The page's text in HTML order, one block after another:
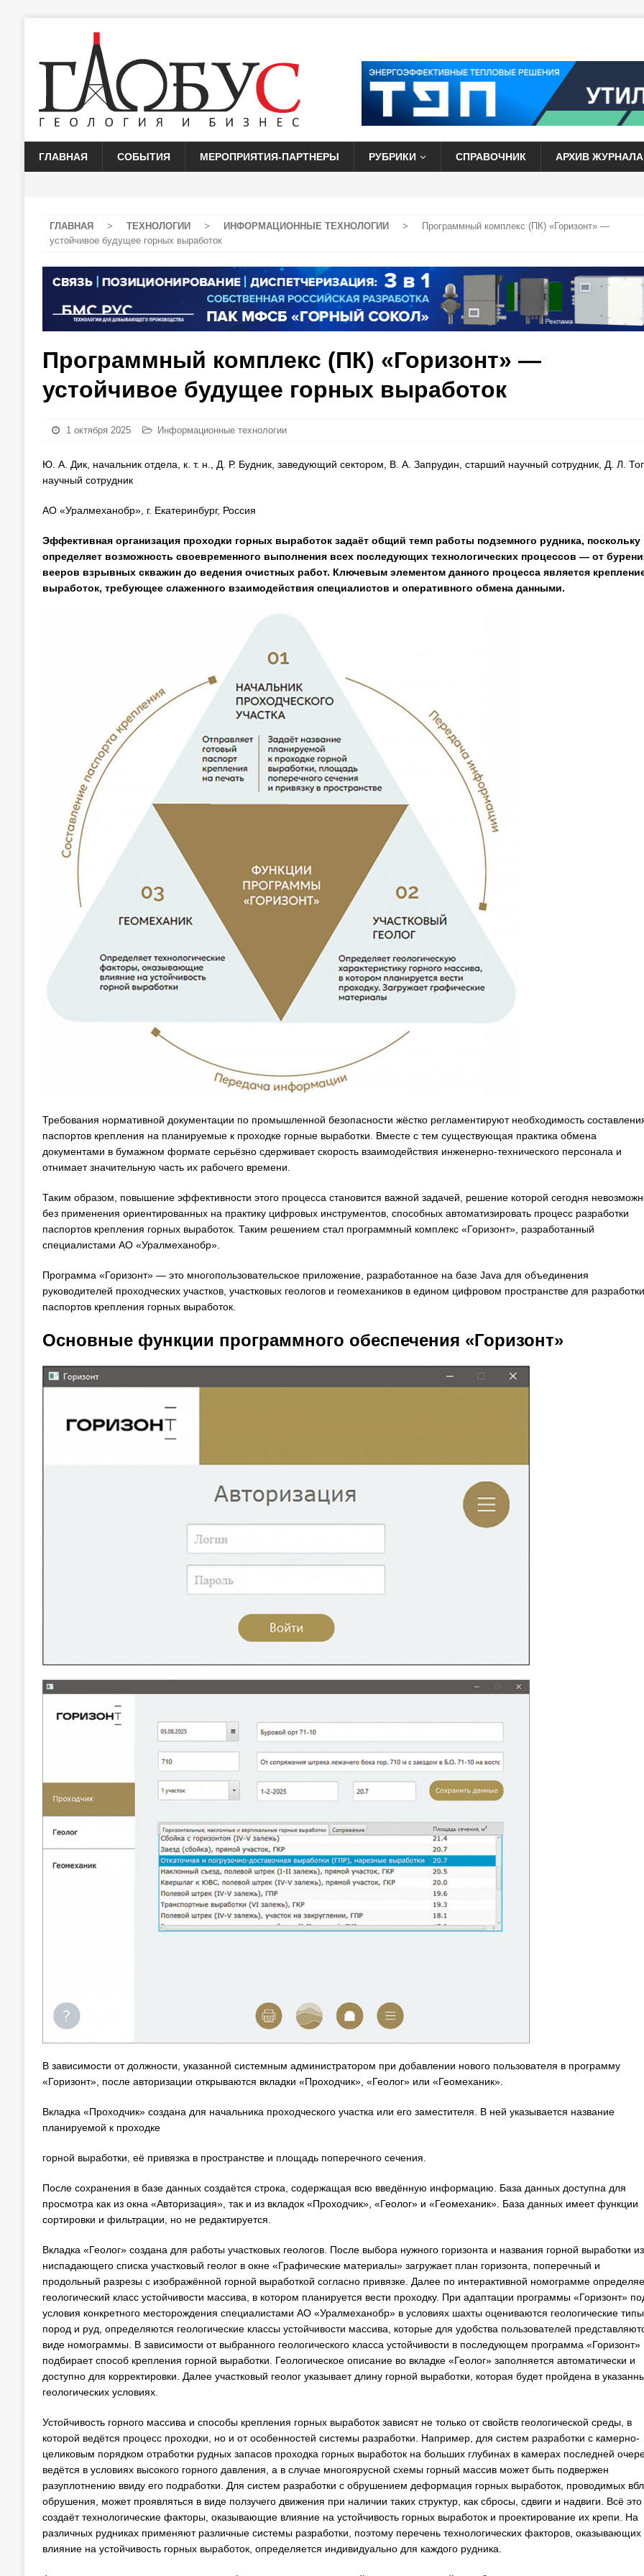
ГЛАВНАЯ СОБЫТИЯ МЕРОПРИЯТИЯ-ПАРТНЕРЫ РУБРИКИ СПРАВОЧНИК АРХИВ ЖУРНАЛА
ГЛАВНАЯ > ТЕХНОЛОГИИ > ИНФОРМАЦИОННЫЕ ТЕХНОЛОГИИ >
Программный комплекс (ПК) «Горизонт» —
устойчивое будущее горных выработок
Программный комплекс (ПК) «Горизонт» —
устойчивое будущее горных выработок
1 октября 2025 Информационные технологии
Ю. А. Дик, начальник отдела, к. т. н., Д. Р. Будник, заведующий сектором, В. А. Запрудин, старший научный сотрудник, Д. Л.
научный сотрудник
АО «Уралмеханобр», г. Екатеринбург, Россия
Эффективная организация проходки горных выработок задаёт общий темп работы подземного рудника, поскольку
определяет возможность своевременного выполнения всех последующих технологических процессов — от
вееров взрывных скважин до ведения очистных работ. Ключевым элементом данного процесса является
выработок, требующее слаженного взаимодействия специалистов и оперативного обмена данными.
Требования нормативной документации по промышленной безопасности жёстко регламентируют необходимость
паспортов крепления на планируемые к проходке горные выработки. Вместе с тем существующая практика обмена
документами в бумажном формате серьёзно сдерживает скорость взаимодействия инженерно-технического персонала и
отнимает значительную часть их рабочего времени.
Таким образом, повышение эффективности этого процесса становится важной задачей, решение которой сегодня
без применения ориентированных на практику цифровых инструментов, способных автоматизировать процесс разработки
паспортов крепления горных выработок. Таким решением стал программный комплекс «Горизонт», разработанный
специалистами АО «Уралмеханобр».
Программа «Горизонт» — это многопользовательское приложение, разработанное на базе Java для объединения
руководителей проходческих участков, участковых геологов и геомехаников в едином цифровом пространстве для разработки
паспортов крепления горных выработок.
Основные функции программного обеспечения «Горизонт»
В зависимости от должности, указанной системным администратором при добавлении нового пользователя в программу
«Горизонт», после авторизации открываются вкладки «Проходчик», «Геолог» или «Геомеханик».
Вкладка «Проходчик» создана для начальника проходческого участка или его заместителя. В ней указывается название
планируемой к проходке
горной выработки, её привязка в пространстве и площадь поперечного сечения.
После сохранения в базе данных создаётся строка, содержащая всю введённую информацию. База данных доступна для
просмотра как из окна «Авторизация», так и из вкладок «Проходчик», «Геолог» и «Геомеханик». База данных имеет функции
сортировки и фильтрации, но не редактируется.
Вкладка «Геолог» создана для работы участковых геологов. После выбора нужного горизонта и названия горной выработки из
ниспадающего списка участковый геолог в окне «Графические материалы» загружает план горизонта, поперечный и
продольный разрезы с изображённой горной выработкой согласно привязке. Далее по интерактивной номограмме
геологический класс устойчивости массива, в котором планируется вести проходку. При адаптации программы «Горизонт»
условия конкретного месторождения специалистами АО «Уралмеханобр» в условиях шахты оцениваются геологические типы
пород и руд, определяются геологические классы устойчивости массива, которые для удобства пользователей
виде номограммы. В зависимости от выбранного геологического класса устойчивости в последующем программа «Горизонт»
подбирает способ крепления горной выработки. Геологическое описание во вкладке «Геолог» заполняется автоматически и
доступно для корректировки. Далее участковый геолог указывает длину горной выработки, которая будет пройдена в
геологических условиях.
Устойчивость горного массива и способы крепления горных выработок зависят не только от свойств геологической среды, в
которой ведётся процесс проходки, но и от особенностей системы разработки. Например, для систем разработки с камерно-
целиковым порядком отработки рудных запасов проходка горных выработок на больших глубинах в камерах последней
ведётся в условиях высокого горного давления, а в случае многоярусной схемы горный массив может быть подвержен
разуплотнению ввиду его подработки. Для систем разработки с обрушением деформация горных выработок, проводимых
обрушения, может проявляться в виде ползучего движения при наличии таких структур, как сбросы, сдвиги и надвиги. Всё это
создаёт технологические факторы, оказывающие влияние на устойчивость горных выработок и проектирование их крепи. На
различных рудниках применяют различные системы разработки, поэтому перечень технологических факторов, оказывающих
влияние на устойчивость горных выработок, определяется индивидуально для каждого рудника.